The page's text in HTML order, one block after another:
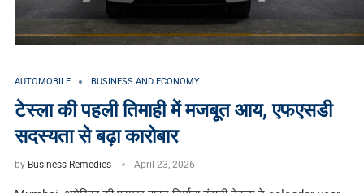
AUTOMOBILE BUSINESS AND ECONOMY
टेस्ला की पहली तिमाही में मजबूत आय, एफएसडी
सदस्यता से बढ़ा कारोबार
by Business Remedies April 23, 2026